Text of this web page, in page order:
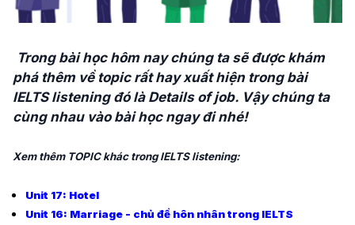
Trong bài học hôm nay chúng ta sẽ được khám
phá thêm về topic rất hay xuất hiện trong bài
IELTS listening đó là Details of job. Vậy chúng ta
cùng nhau vào bài học ngay đi nhé!
Xem thêm TOPIC khác trong IELTS listening:
Unit 17: Hotel
Unit 16: Marriage - chủ đề hôn nhân trong IELTS